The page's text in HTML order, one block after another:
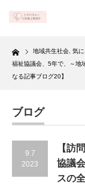
Home 地域共生社会 気
福祉協議会、5年で、～地
なる記事ブログ20】
ブログ
9.7
2023
【訪
協議
スの